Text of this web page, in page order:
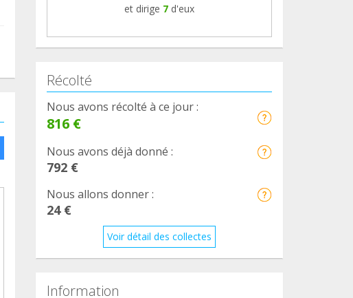
et dirige 7 d'eux
Récolté
Nous avons récolté à ce jour :
816 €
Nous avons déjà donné :
792 €
Nous allons donner :
24 €
Voir détail des collectes
Information